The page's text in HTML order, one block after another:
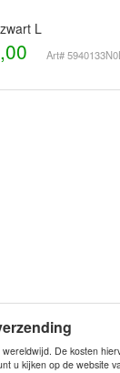
L
Art#
De kosten
u kijken op de website